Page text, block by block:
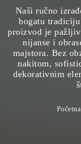
Naši ručno
bogatu
proizvod je
nijanse i
majstora. Bez
nakitom,
dekorativnim
Početna